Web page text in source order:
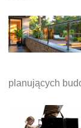
planujących